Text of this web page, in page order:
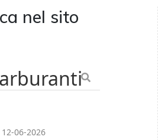
nel sito
12-06-2026